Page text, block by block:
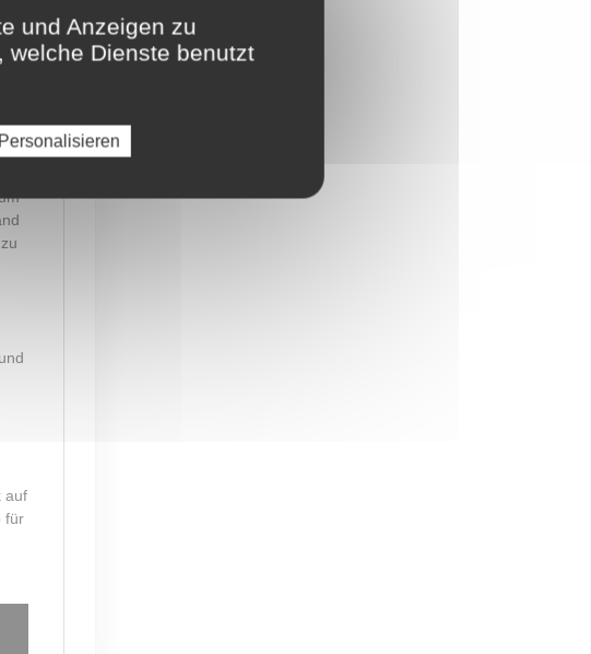
auf
für
und Anzeigen zu
welche Dienste benutzt
Personalisieren